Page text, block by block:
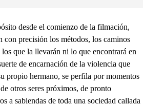
desde el comienzo de la filmación,
con precisión los métodos, los caminos
que la llevarán ni lo que encontrará en
de encarnación de la violencia que
propio hermano, se perfila por momentos
otros seres próximos, de pronto
a sabiendas de toda una sociedad callada